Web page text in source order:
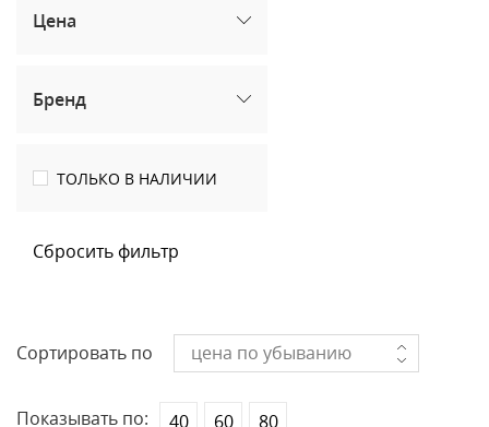
Цена
Бренд
ТОЛЬКО В НАЛИЧИИ
Сбросить фильтр
Сортировать по цена по убыванию
Показывать по: 40 60 80